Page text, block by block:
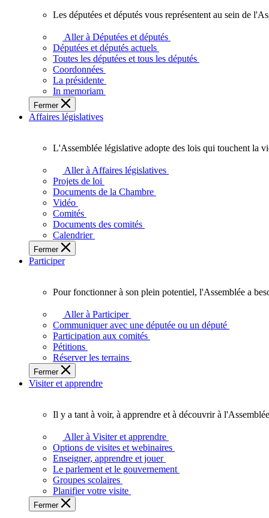
députées
députés
vous
représentent
sein
de
l'Assemblée
l'Ontario.
Les députées et députés vous représentent au sein de
Aller à Députées et députés
Députées et députés actuels
Toutes les députées et tous les députés
Coordonnées
La présidente
In memoriam
Fermer
Affaires législatives
législative
adopte
touchent
vie
des
Ontariennes
Ontariens.
L'Assemblée législative adopte des lois qui touchent la
Aller à Affaires législatives
Projets de loi
Documents de la Chambre
Vidéo
Comités
Documents des comités
Calendrier
Fermer
Participer
fonctionner
plein
potentiel,
l'Assemblée
a
besoin
Pour fonctionner à son plein potentiel, l'Assemblée a
Aller à Participer
Communiquer avec une députée ou un député
Participation aux comités
Pétitions
Réserver les terrains
Fermer
Visiter et apprendre
voir,
apprendre
et
Il y a tant à voir, à apprendre et à découvrir à
Aller à Visiter et apprendre
Options de visites et webinaires
Enseigner, apprendre et jouer
Le parlement et le gouvernement
Groupes scolaires
Planifier votre visite
Fermer